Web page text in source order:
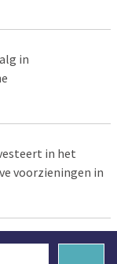
in
in het
voorzieningen in